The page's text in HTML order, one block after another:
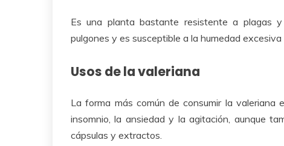
Es una planta bastante resistente a plagas
pulgones y es susceptible a la humedad
Usos de la valeriana
La forma más común de consumir la
insomnio, la ansiedad y la agitación, aunque
cápsulas y extractos.